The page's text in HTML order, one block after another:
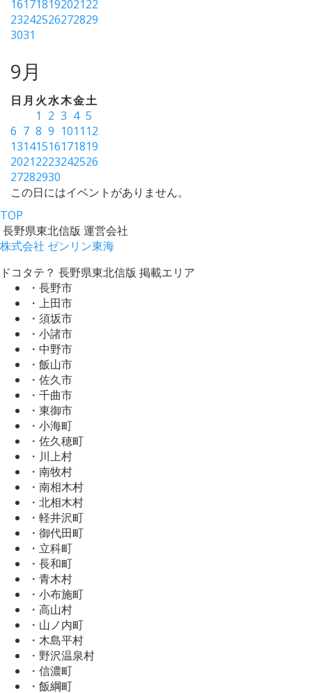
16171819202122
23242526272829
3031
9月
日 月 火水木金土
1 2 3 4 5
6 7 8 9 1011 12
13141516171819
20212223242526
27282930
この日にはイベントがありません。
TOP
長野県東北信版 運営会社
株式会社 ゼンリン東海
ドコタテ？ 長野県東北信版 掲載エリア
・長野市
・上田市
・須坂市
・小諸市
・中野市
・飯山市
・佐久市
・千曲市
・東御市
・小海町
・佐久穂町
・川上村
・南牧村
・南相木村
・北相木村
・軽井沢町
・御代田町
・立科町
・長和町
・青木村
・小布施町
・高山村
・山ノ内町
・木島平村
・野沢温泉村
・信濃町
・飯綱町